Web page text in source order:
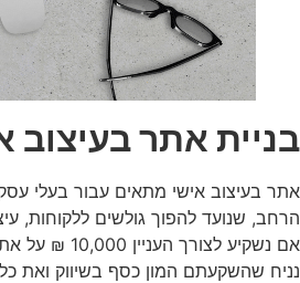
בניית אתר בעיצוב
אתר בעיצוב אישי מתאים עבור בעלי
הרחב, שנועד להפוך גולשים ללקוחות,
אם נשקיע לצורך העניין 10,000 ₪ על אתר בעיצוב אישי, זו תהיה הוצאה קטנה לעומת קידום בהמשך, אך הוצאה זו היא כה חשובה כי כל השיווק שתעשו בעתיד יופנה לכיוון האתר.
נניח שהשקעתם המון כסף בשיווק ואת